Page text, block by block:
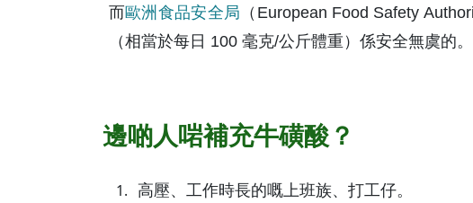
而歐洲食品安全局 （European Food Safety
（相當於每日 100 毫克/公斤體重）係安全無虞的。
邊啲人啱補充牛磺酸？
高壓、工作時長的嘅上班族、打工仔。